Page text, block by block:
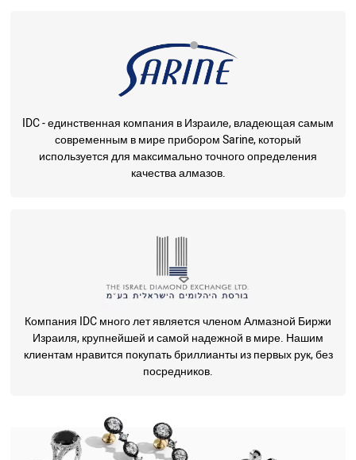
IDC - единственная компания в Израиле, владеющая самым
современным в мире прибором Sarine, который
используется для максимально точного определения
качества алмазов.
Компания IDC много лет является членом Алмазной Биржи
Израиля, крупнейшей и самой надежной в мире. Нашим
клиентам нравится покупать бриллианты из первых рук, без
посредников.